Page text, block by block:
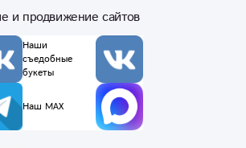
и продвижение сайтов
Наши
съедобные
букеты
Наш MAX